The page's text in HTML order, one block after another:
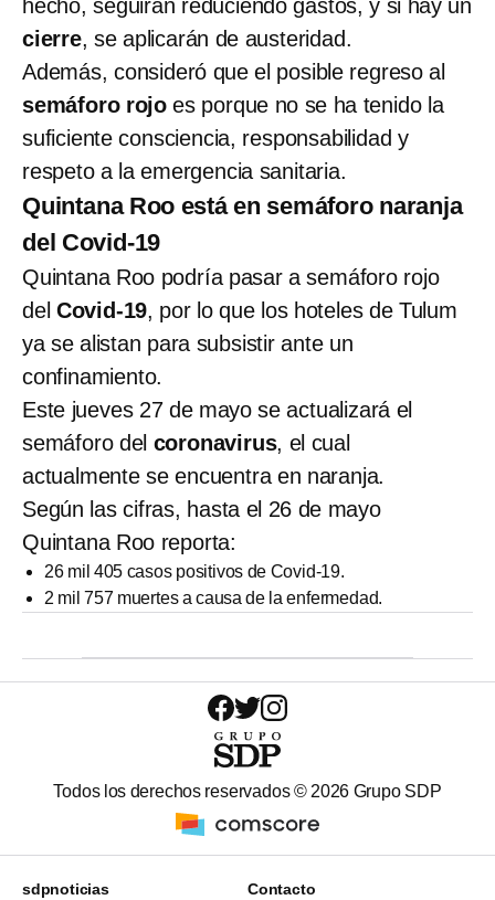
hecho, seguirán reduciendo gastos, y si hay un
cierre, se aplicarán de austeridad.
Además, consideró que el posible regreso al
semáforo rojo es porque no se ha tenido la
suficiente consciencia, responsabilidad y
respeto a la emergencia sanitaria.
Quintana Roo está en semáforo naranja
del Covid-19
Quintana Roo podría pasar a semáforo rojo
del Covid-19, por lo que los hoteles de Tulum
ya se alistan para subsistir ante un
confinamiento.
Este jueves 27 de mayo se actualizará el
semáforo del coronavirus, el cual
actualmente se encuentra en naranja.
Según las cifras, hasta el 26 de mayo
Quintana Roo reporta:
26 mil 405 casos positivos de Covid-19.
2 mil 757 muertes a causa de la enfermedad.
Todos los derechos reservados © 2026 Grupo SDP
sdpnoticias Contacto